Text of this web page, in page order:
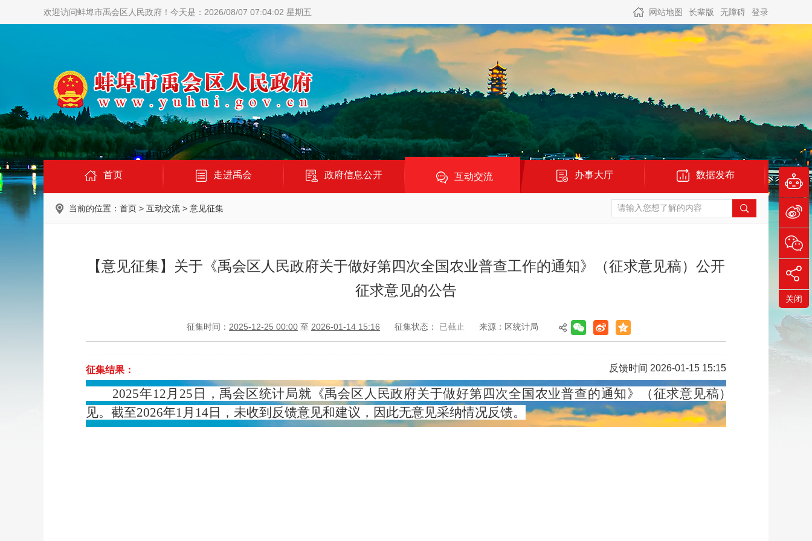
欢迎访问蚌埠市禹会区人民政府！ 今天是：2026/08/07 07:04:03 星期五 网站地图 长辈版 无障碍 登录
首页 走进禹会 政府信息公开 互动交流 办事大厅 数据发布
当前的位置： 首页 > 互动交流 > 意见征集
【意见征集】关于《禹会区人民政府关于做好第四次全国农业普查工作的通知》（征求意见稿）公开
征求意见的公告
征集时间： 2025-12-25 00:00 至 2026-01-14 15:16 征集状态： 已截止 来源：区统计局
征集结果： 反馈时间 2026-01-15 15:15
2025年12月25日，禹会区统计局就《禹会区人民政府关于做好第四次全国农业普查的通知》（征求意见稿），公开征求意
见。截至2026年1月14日，未收到反馈意见和建议，因此无意见采纳情况反馈。
关闭